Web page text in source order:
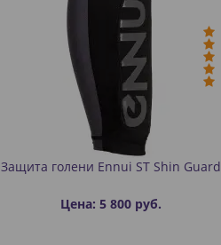
Защита голени Ennui ST Shin Guard
Цена: 5 800 руб.